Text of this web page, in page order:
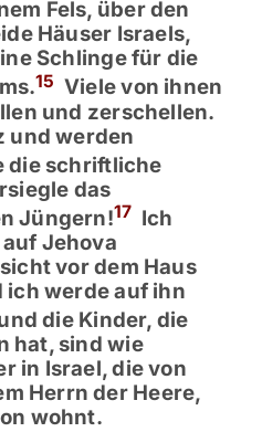
Fels, über den
Häuser Israels,
Schlinge für die
15 Viele von ihnen
und zerschellen.
und werden
die schriftliche
das
Jüngern!17 Ich
Jehova
vor dem Haus
werde auf ihn
die Kinder, die
hat, sind wie
in Israel, die von
Herrn der Heere,
wohnt.